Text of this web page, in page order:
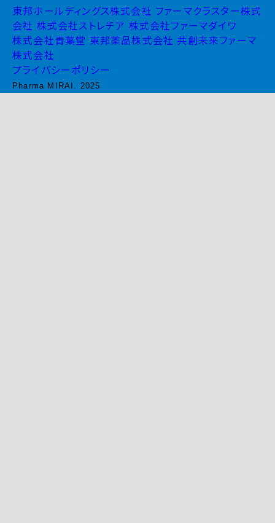
東邦ホールディングス株式会社 ファーマクラスター株式
会社 株式会社ストレチア 株式会社ファーマダイワ
株式会社青葉堂 東邦薬品株式会社 共創未来ファーマ
株式会社
プライバシーポリシー
Pharma MIRAI. 2025